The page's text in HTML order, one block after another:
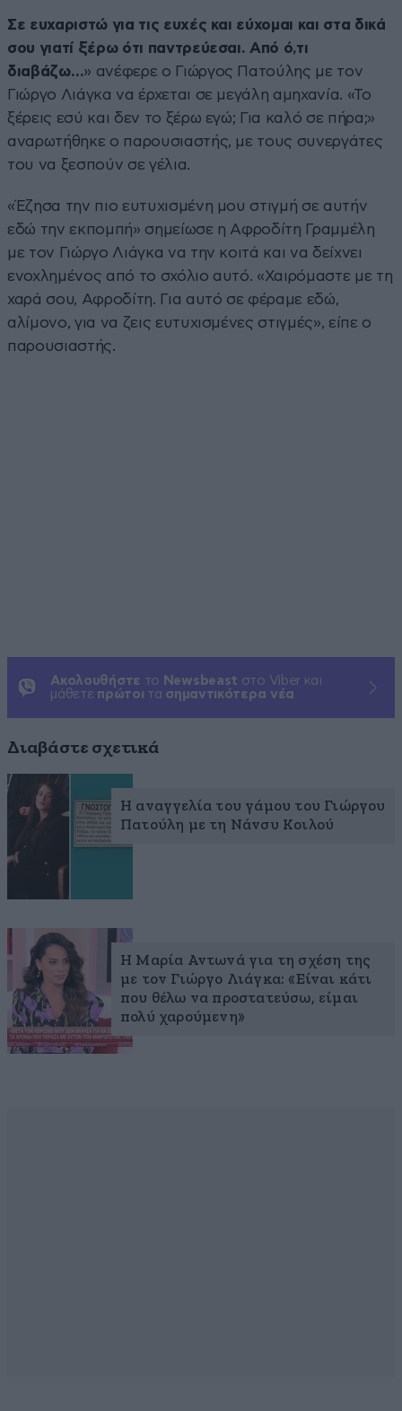
Σε ευχαριστώ για τις ευχές και εύχομαι και στα δικά
σου γιατί ξέρω ότι παντρεύεσαι. Από ό,τι
διαβάζω…» ανέφερε ο Γιώργος Πατούλης με τον
Γιώργο Λιάγκα να έρχεται σε μεγάλη αμηχανία. «Το
ξέρεις εσύ και δεν το ξέρω εγώ; Για καλό σε πήρα;»
αναρωτήθηκε ο παρουσιαστής, με τους συνεργάτες
του να ξεσπούν σε γέλια.
«Έζησα την πιο ευτυχισμένη μου στιγμή σε αυτήν
εδώ την εκπομπή» σημείωσε η Αφροδίτη Γραμμέλη
με τον Γιώργο Λιάγκα να την κοιτά και να δείχνει
ενοχλημένος από το σχόλιο αυτό. «Χαιρόμαστε με τη
χαρά σου, Αφροδίτη. Για αυτό σε φέραμε εδώ,
αλίμονο, για να ζεις ευτυχισμένες στιγμές», είπε ο
παρουσιαστής.
Ακολουθήστε το Newsbeast στο Viber και
μάθετε πρώτοι τα σημαντικότερα νέα
Διαβάστε σχετικά
Η αναγγελία του γάμου του Γιώργου
Πατούλη με τη Νάνσυ Κοιλού
Η Μαρία Αντωνά για τη σχέση της
με τον Γιώργο Λιάγκα: «Είναι κάτι
που θέλω να προστατεύσω, είμαι
πολύ χαρούμενη»